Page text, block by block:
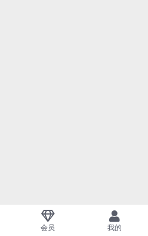
会员 我的